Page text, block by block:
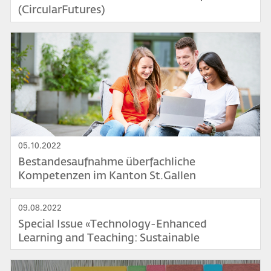
(CircularFutures)
Bild
05.10.2022
Bestandesaufnahme überfachliche
Kompetenzen im Kanton St.Gallen
09.08.2022
Special Issue «Technology-Enhanced
Learning and Teaching: Sustainable
Education»
Bild